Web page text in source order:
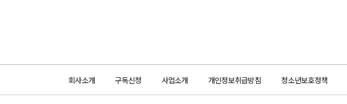
회사소개 구독신청 사업소개 개인정보취급방침 청소년보호정책